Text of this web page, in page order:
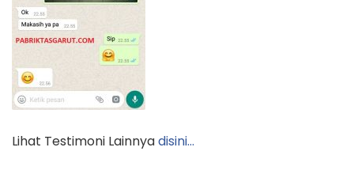
Lihat Testimoni Lainnyadisini…